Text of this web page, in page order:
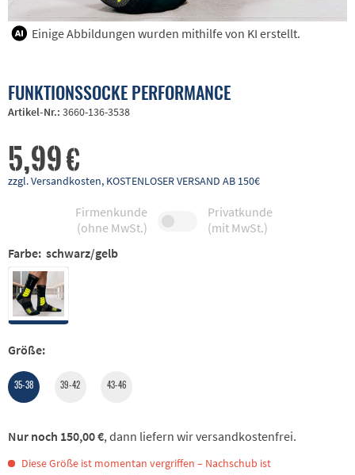
Einige Abbildungen wurden mithilfe von KI erstellt.
FUNKTIONSSOCKE PERFORMANCE
Artikel-Nr.: 3660-136-3538
5,99 €
zzgl. Versandkosten, KOSTENLOSER VERSAND AB 150€
Firmenkunde
(ohne MwSt.)
Privatkunde
(mit MwSt.)
Farbe: schwarz/gelb
Größe:
35-38 39-42 43-46
Diese Größe ist momentan vergriffen – Nachschub ist
Nur noch 150,00 €, dann liefern wir versandkostenfrei.